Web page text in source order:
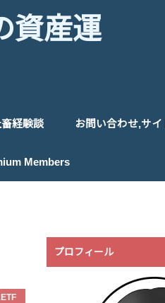
資産運
経験談 お問い合わせ,サ
Members
プロフィール